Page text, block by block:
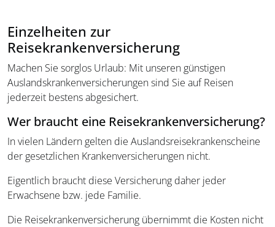
Einzelheiten zur
Reisekrankenversicherung
Machen Sie sorglos Urlaub: Mit unseren günstigen
Auslandskrankenversicherungen sind Sie auf Reisen
jederzeit bestens abgesichert.
Wer braucht eine Reisekrankenversicherung?
In vielen Ländern gelten die Auslandsreisekrankenscheine
der gesetzlichen Krankenversicherungen nicht.
Eigentlich braucht diese Versicherung daher jeder
Erwachsene bzw. jede Familie.
Die Reisekrankenversicherung übernimmt die Kosten nicht